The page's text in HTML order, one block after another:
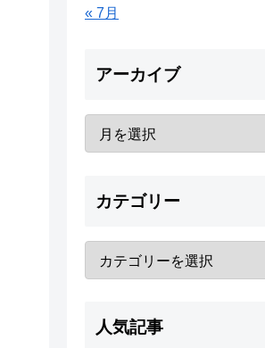
« 7月
アーカイブ
カテゴリー
人気記事